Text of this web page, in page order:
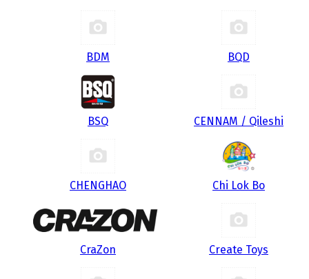
BDM BQD
BSQ CENNAM / Qileshi
CHENGHAO Chi Lok Bo
CraZon Create Toys